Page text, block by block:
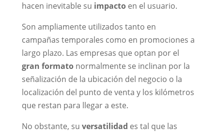
hacen inevitable su impacto en el usuario.
Son ampliamente utilizados tanto en
campañas temporales como en promociones a
largo plazo. Las empresas que optan por el
gran formatonormalmente se inclinan por la
señalización de la ubicación del negocio o la
localización del punto de venta y los kilómetros
que restan para llegar a este.
No obstante, su versatilidad es tal que las